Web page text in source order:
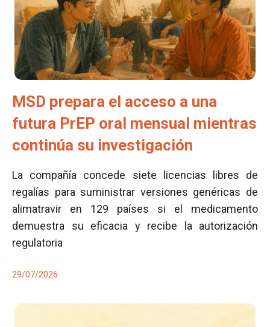
MSD prepara el acceso a una
futura PrEP oral mensual mientras
continúa su investigación
La compañía concede siete licencias libres de
regalías para suministrar versiones genéricas de
alimatravir en 129 países si el medicamento
demuestra su eficacia y recibe la autorización
regulatoria
29/07/2026